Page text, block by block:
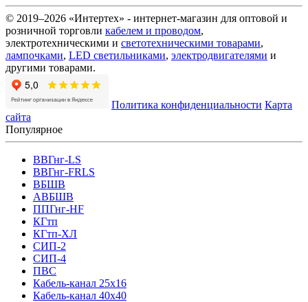
© 2019–2026 «Интертех» - интернет-магазин для оптовой и
розничной торговли кабелем и проводом,
электротехническими и светотехническими товарами,
лампочками, LED светильниками, электродвигателями и
другими товарами.
Политика конфиденциальности Карта
сайта
Популярное
ВВГнг-LS
ВВГнг-FRLS
ВБШВ
АВБШВ
ППГнг-HF
КГтп
КГтп-ХЛ
СИП-2
СИП-4
ПВС
Кабель-канал 25х16
Кабель-канал 40х40